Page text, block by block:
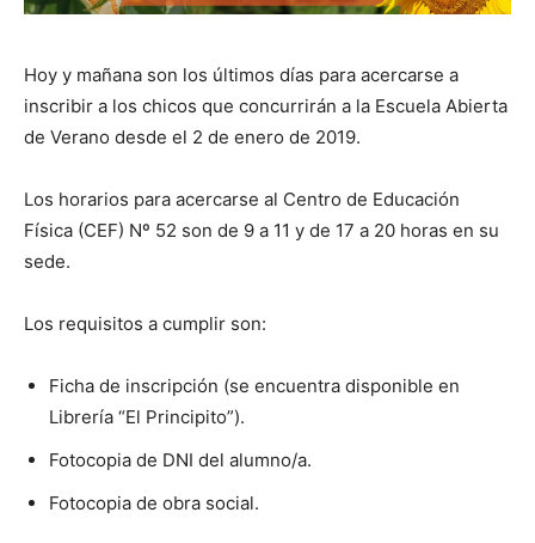
Hoy y mañana son los últimos días para acercarse a
inscribir a los chicos que concurrirán a la Escuela Abierta
de Verano desde el 2 de enero de 2019.
Los horarios para acercarse al Centro de Educación
Física (CEF) Nº 52 son de 9 a 11 y de 17 a 20 horas en su
sede.
Los requisitos a cumplir son:
Ficha de inscripción (se encuentra disponible en
Librería “El Principito”).
Fotocopia de DNI del alumno/a.
Fotocopia de obra social.